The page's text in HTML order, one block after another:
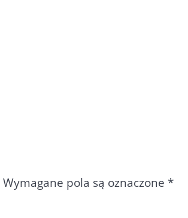
Wymagane pola są oznaczone *